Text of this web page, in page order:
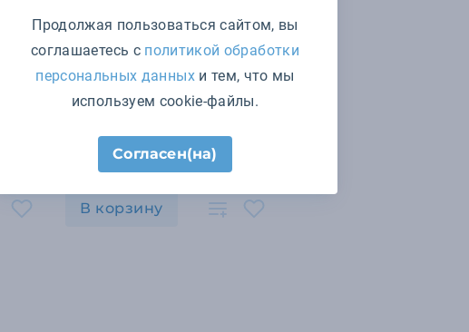
126 ₽
арт. MO8595-38
В корзину
Продолжая пользоваться сайтом, вы
соглашаетесь с политикой обработки
персональных данныхи тем, что мы
используем cookie-файлы.
Согласен(на)